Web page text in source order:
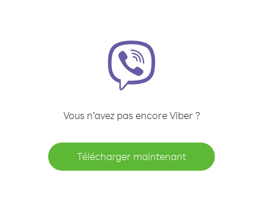
Vous n’avez pas encore Viber ?
Télécharger maintenant